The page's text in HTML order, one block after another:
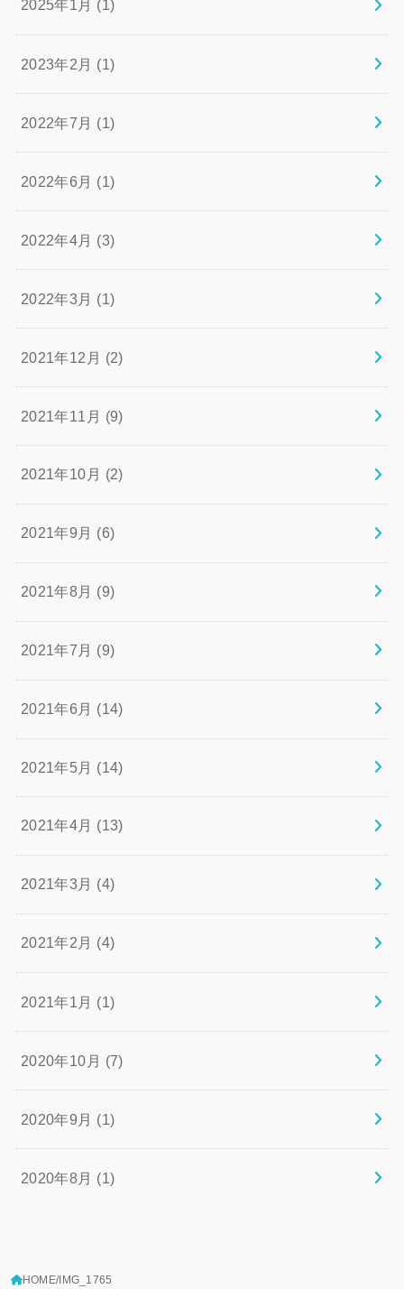
2025年1月 (1)
2023年2月 (1)
2022年7月 (1)
2022年6月 (1)
2022年4月 (3)
2022年3月 (1)
2021年12月 (2)
2021年11月 (9)
2021年10月 (2)
2021年9月 (6)
2021年8月 (9)
2021年7月 (9)
2021年6月 (14)
2021年5月 (14)
2021年4月 (13)
2021年3月 (4)
2021年2月 (4)
2021年1月 (1)
2020年10月 (7)
2020年9月 (1)
2020年8月 (1)
HOME IMG_1765